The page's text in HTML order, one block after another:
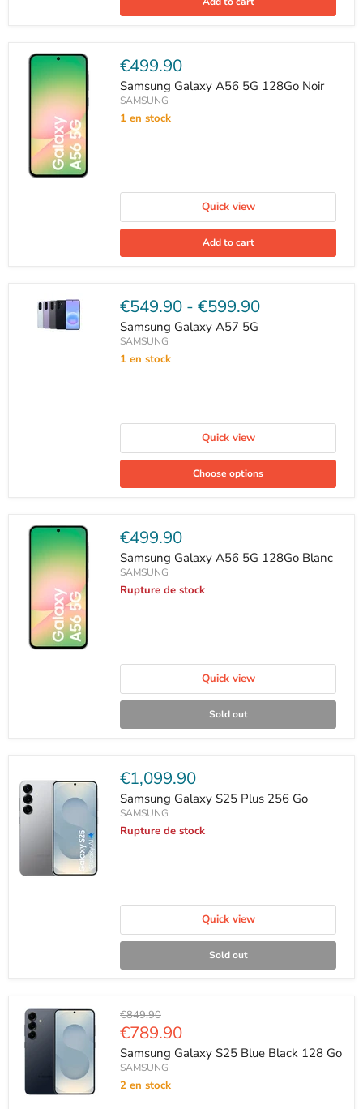
Current
price
€499.90
Samsung Galaxy A56 5G 128Go Noir
SAMSUNG
1 en stock
Quick view
Add to cart
€549.90 - €599.90
Samsung Galaxy A57 5G
SAMSUNG
1 en stock
Quick view
Choose options
Current
price
€499.90
Samsung Galaxy A56 5G 128Go Blanc
SAMSUNG
Rupture de stock
Quick view
Sold out
Current
price
€1,099.90
Samsung Galaxy S25 Plus 256 Go
SAMSUNG
Rupture de stock
Quick view
Sold out
Original
price
€849.90
Current
price
€789.90
Samsung Galaxy S25 Blue Black 128 Go
SAMSUNG
2 en stock